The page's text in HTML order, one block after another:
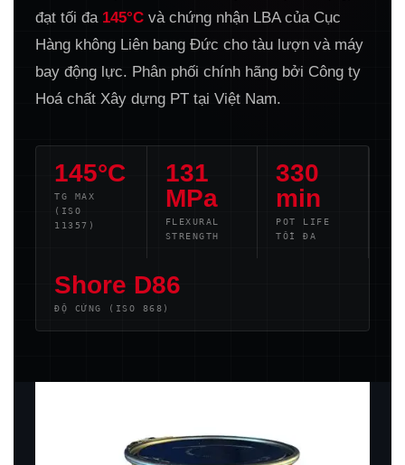
đạt tối đa 145°C và chứng nhận LBA của Cục
Hàng không Liên bang Đức cho tàu lượn và máy
bay động lực. Phân phối chính hãng bởi Công ty
Hoá chất Xây dựng PT tại Việt Nam.
145°C
TG MAX
(ISO
11357)
131
MPa
FLEXURAL
STRENGTH
330
min
POT LIFE
TỐI ĐA
Shore D86
ĐỘ CỨNG (ISO 868)